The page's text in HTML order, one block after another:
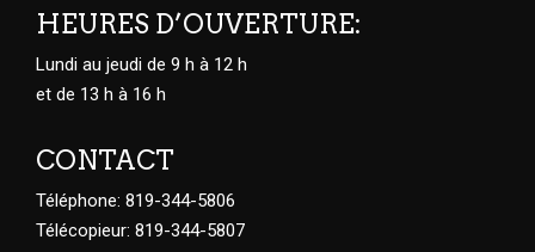
HEURES D’OUVERTURE:
Lundi au jeudi de 9 h à 12 h
et de 13 h à 16 h
CONTACT
Téléphone: 819-344-5806
Télécopieur: 819-344-5807